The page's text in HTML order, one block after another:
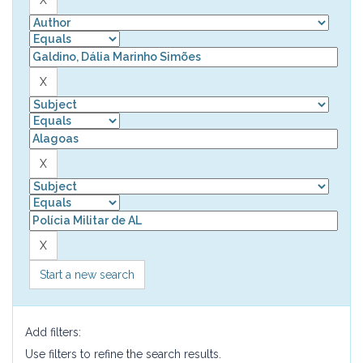
Start a new search
Add filters:
Use filters to refine the search results.